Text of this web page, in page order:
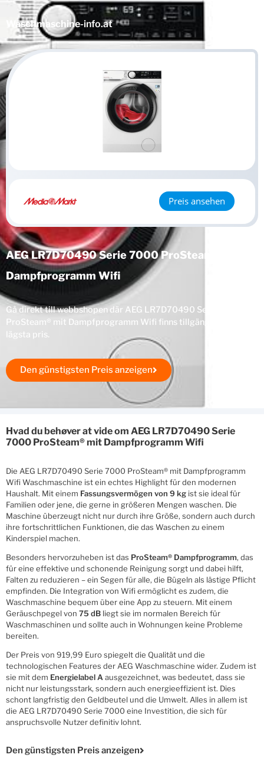
Waschmaschine-info.at
AEG LR7D70490 Serie 7000 ProSteam® mit
Dampfprogramm Wifi
Gå direkt till webbshopen där AEG LR7D70490 Serie 7000
ProSteam® mit Dampfprogramm Wifi finns tillgänglig till
lägsta pris.
Den günstigsten Preis anzeigen
Preis ansehen
Hvad du behøver at vide om AEG LR7D70490 Serie
7000 ProSteam® mit Dampfprogramm Wifi
Die AEG LR7D70490 Serie 7000 ProSteam® mit Dampfprogramm
Wifi Waschmaschine ist ein echtes Highlight für den modernen
Haushalt. Mit einem Fassungsvermögen von 9 kg ist sie ideal für
Familien oder jene, die gerne in größeren Mengen waschen. Die
Maschine überzeugt nicht nur durch ihre Größe, sondern auch durch
ihre fortschrittlichen Funktionen, die das Waschen zu einem
Kinderspiel machen.
Besonders hervorzuheben ist das ProSteam® Dampfprogramm, das
für eine effektive und schonende Reinigung sorgt und dabei hilft,
Falten zu reduzieren – ein Segen für alle, die Bügeln als lästige Pflicht
empfinden. Die Integration von Wifi ermöglicht es zudem, die
Waschmaschine bequem über eine App zu steuern. Mit einem
Geräuschpegel von 75 dB liegt sie im normalen Bereich für
Waschmaschinen und sollte auch in Wohnungen keine Probleme
bereiten.
Der Preis von 919,99 Euro spiegelt die Qualität und die
technologischen Features der AEG Waschmaschine wider. Zudem ist
sie mit dem Energielabel A ausgezeichnet, was bedeutet, dass sie
nicht nur leistungsstark, sondern auch energieeffizient ist. Dies
schont langfristig den Geldbeutel und die Umwelt. Alles in allem ist
die AEG LR7D70490 Serie 7000 eine Investition, die sich für
anspruchsvolle Nutzer definitiv lohnt.
Den günstigsten Preis anzeigen